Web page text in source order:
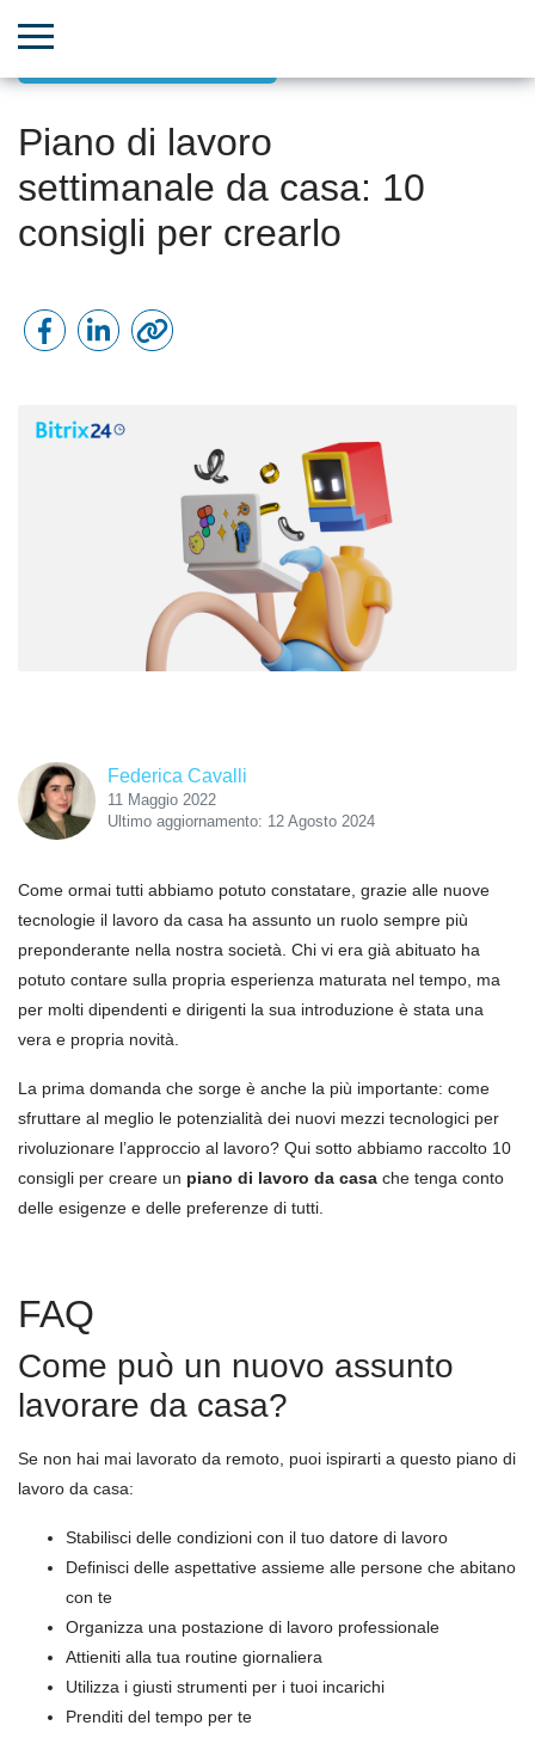
Piano di lavoro
settimanale da casa: 10
consigli per crearlo
Federica Cavalli
11 Maggio 2022
Ultimo aggiornamento: 12 Agosto 2024
Come ormai tutti abbiamo potuto constatare, grazie alle nuove
tecnologie il lavoro da casa ha assunto un ruolo sempre più
preponderante nella nostra società. Chi vi era già abituato ha
potuto contare sulla propria esperienza maturata nel tempo, ma
per molti dipendenti e dirigenti la sua introduzione è stata una
vera e propria novità.
La prima domanda che sorge è anche la più importante: come
sfruttare al meglio le potenzialità dei nuovi mezzi tecnologici per
rivoluzionare l’approccio al lavoro? Qui sotto abbiamo raccolto 10
consigli per creare un piano di lavoro da casa che tenga conto
delle esigenze e delle preferenze di tutti.
FAQ
Come può un nuovo assunto
lavorare da casa?
Se non hai mai lavorato da remoto, puoi ispirarti a questo piano di
lavoro da casa:
Stabilisci delle condizioni con il tuo datore di lavoro
Definisci delle aspettative assieme alle persone che abitano
con te
Organizza una postazione di lavoro professionale
Attieniti alla tua routine giornaliera
Utilizza i giusti strumenti per i tuoi incarichi
Prenditi del tempo per te